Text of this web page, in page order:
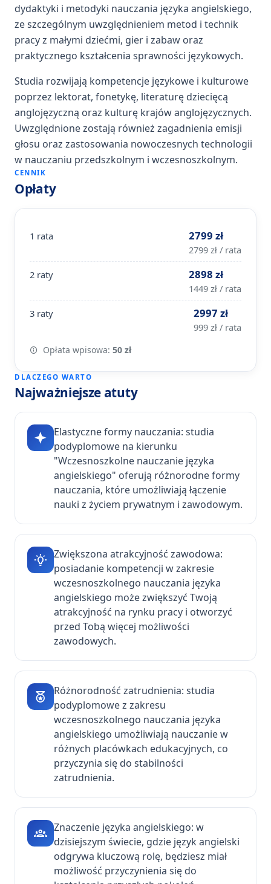
dydaktyki i metodyki nauczania języka angielskiego,
ze szczególnym uwzględnieniem metod i technik
pracy z małymi dziećmi, gier i zabaw oraz
praktycznego kształcenia sprawności językowych.
Studia rozwijają kompetencje językowe i kulturowe
poprzez lektorat, fonetykę, literaturę dziecięcą
anglojęzyczną oraz kulturę krajów anglojęzycznych.
Uwzględnione zostają również zagadnienia emisji
głosu oraz zastosowania nowoczesnych technologii
w nauczaniu przedszkolnym i wczesnoszkolnym.
CENNIK
Opłaty
1 rata 2799 zł
2799 zł / rata
2 raty 2898 zł
1449 zł / rata
3 raty 2997 zł
999 zł / rata
Opłata wpisowa: 50 zł
DLACZEGO WARTO
Najważniejsze atuty
Elastyczne formy nauczania: studia
podyplomowe na kierunku
"Wczesnoszkolne nauczanie języka
angielskiego" oferują różnorodne formy
nauczania, które umożliwiają łączenie
nauki z życiem prywatnym i zawodowym.
Zwiększona atrakcyjność zawodowa:
posiadanie kompetencji w zakresie
wczesnoszkolnego nauczania języka
angielskiego może zwiększyć Twoją
atrakcyjność na rynku pracy i otworzyć
przed Tobą więcej możliwości
zawodowych.
Różnorodność zatrudnienia: studia
podyplomowe z zakresu
wczesnoszkolnego nauczania języka
angielskiego umożliwiają nauczanie w
różnych placówkach edukacyjnych, co
przyczynia się do stabilności
zatrudnienia.
Znaczenie języka angielskiego: w
dzisiejszym świecie, gdzie język angielski
odgrywa kluczową rolę, będziesz miał
możliwość przyczynienia się do